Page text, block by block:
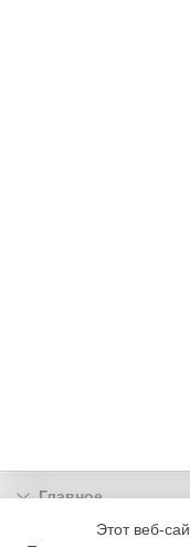
Главное
ПодпискаЭтот веб-